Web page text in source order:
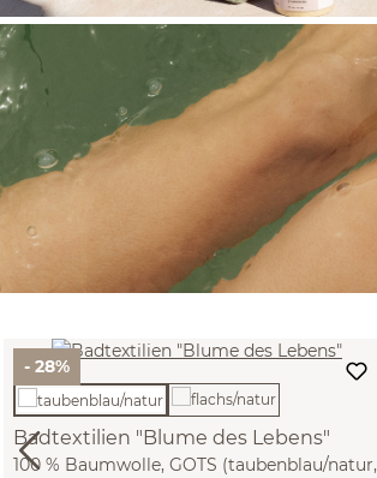
- 28%
Badtextilien "Blume des Lebens"
100 % Baumwolle, GOTS (taubenblau/natur,